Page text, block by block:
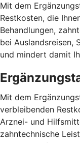
Mit dem
Restkosten, die
Behandlungen,
bei Auslandsreisen,
und mindert damit
Mit dem
verbleibenden
Arznei- und
zahntechnische